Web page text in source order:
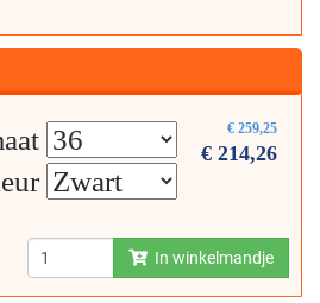
€ 259,25
€ 214,26
In winkelmandje